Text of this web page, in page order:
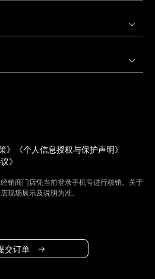
》
《个人信息授权与保护声明》
》
销商门店凭当前登录手机号进行核销。关于
现场展示及说明为准。
交订单